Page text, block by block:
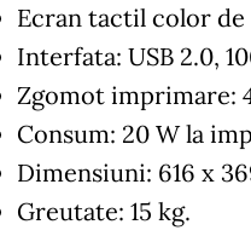
Ecran tactil color de
Interfata: USB 2.0,
Zgomot imprimare:
Consum: 20 W la
Dimensiuni: 616‎ x
Greutate: 15 kg.